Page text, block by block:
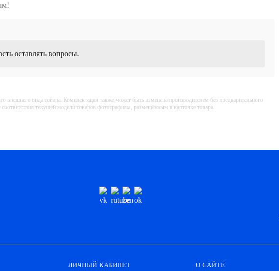
оставлять вопросы.
внешнего вида товара. Комплектация также может быть изменена производителем без предварительного
текущей модели товаров фотографиям, размещённым в карточке товара.
ЛИЧНЫЙ КАБИНЕТ О САЙТЕ